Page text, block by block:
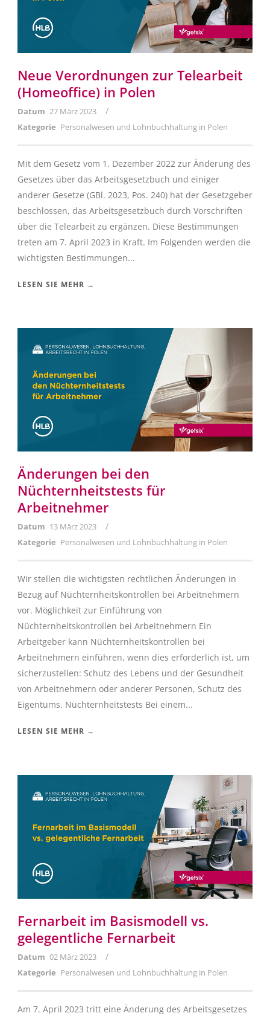
Neue Verordnungen zur Telearbeit
(Homeoffice) in Polen
Datum 27 März 2023 /
Kategorie Personalwesen und Lohnbuchhaltung in Polen
Mit dem Gesetz vom 1. Dezember 2022 zur Änderung des
Gesetzes über das Arbeitsgesetzbuch und einiger
anderer Gesetze (GBl. 2023, Pos. 240) hat der Gesetzgeber
beschlossen, das Arbeitsgesetzbuch durch Vorschriften
über die Telearbeit zu ergänzen. Diese Bestimmungen
treten am 7. April 2023 in Kraft. Im Folgenden werden die
wichtigsten Bestimmungen...
LESEN SIE MEHR →
Änderungen bei den
Nüchternheitstests für
Arbeitnehmer
Datum 13 März 2023 /
Kategorie Personalwesen und Lohnbuchhaltung in Polen
Wir stellen die wichtigsten rechtlichen Änderungen in
Bezug auf Nüchternheitskontrollen bei Arbeitnehmern
vor. Möglichkeit zur Einführung von
Nüchternheitskontrollen bei Arbeitnehmern Ein
Arbeitgeber kann Nüchternheitskontrollen bei
Arbeitnehmern einführen, wenn dies erforderlich ist, um
sicherzustellen: Schutz des Lebens und der Gesundheit
von Arbeitnehmern oder anderer Personen, Schutz des
Eigentums. Nüchternheitstests Bei einem...
LESEN SIE MEHR →
Fernarbeit im Basismodell vs.
gelegentliche Fernarbeit
Datum 02 März 2023 /
Kategorie Personalwesen und Lohnbuchhaltung in Polen
Am 7. April 2023 tritt eine Änderung des Arbeitsgesetzes